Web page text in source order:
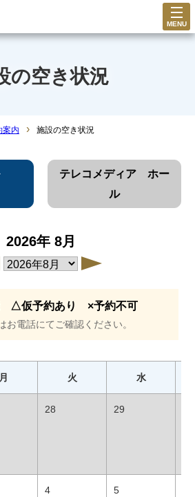
MENU
の空き状況
案内 › 施設の空き状況
△仮予約あり ×予約不可
お電話にてご確認ください。
テレコメディア ホー
ル
2026年 8月
月 火 水
28 29
4
5